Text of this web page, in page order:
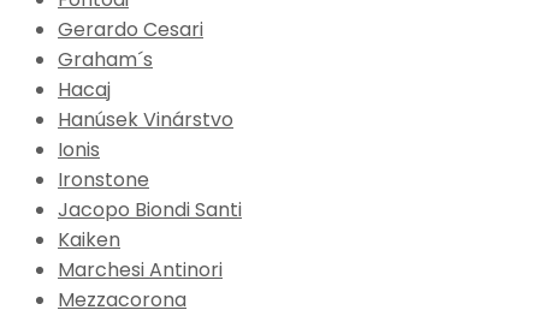
Gerardo Cesari
Graham´s
Hacaj
Hanúsek Vinárstvo
Ionis
Ironstone
Jacopo Biondi Santi
Kaiken
Marchesi Antinori
Mezzacorona